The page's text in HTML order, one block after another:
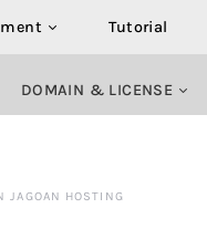
Tutorial
DOMAIN & LICENSE
JAGOAN HOSTING